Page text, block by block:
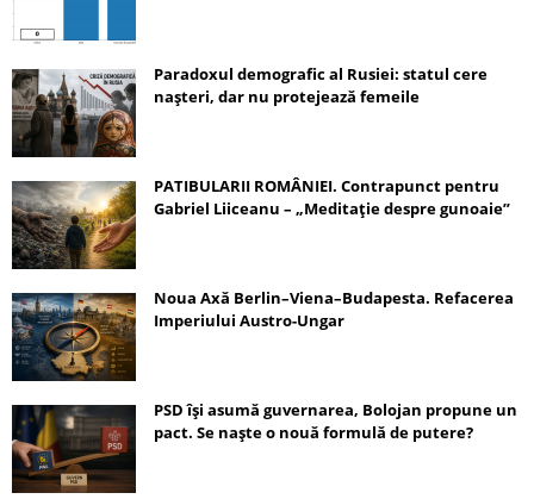
Paradoxul demografic al Rusiei: statul cere
nașteri, dar nu protejează femeile
PATIBULARII ROMÂNIEI. Contrapunct pentru
Gabriel Liiceanu – „Meditație despre gunoaie”
Noua Axă Berlin–Viena–Budapesta. Refacerea
Imperiului Austro-Ungar
PSD își asumă guvernarea, Bolojan propune un
pact. Se naște o nouă formulă de putere?